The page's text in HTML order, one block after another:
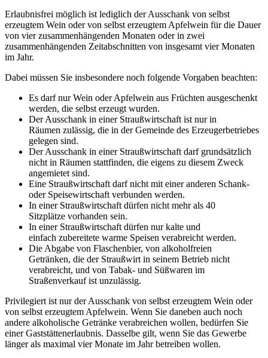
Erlaubnisfrei möglich ist lediglich der Ausschank von selbst
erzeugtem Wein oder von selbst erzeugtem Apfelwein für die Dauer
von vier zusammenhängenden Monaten oder in zwei
zusammenhängenden Zeitabschnitten von insgesamt vier Monaten
im Jahr.
Dabei müssen Sie insbesondere noch folgende Vorgaben beachten:
Es darf nur Wein oder Apfelwein aus Früchten ausgeschenkt
werden, die selbst erzeugt wurden.
Der Ausschank in einer Straußwirtschaft ist nur in
Räumen zulässig, die in der Gemeinde des Erzeugerbetriebes
gelegen sind.
Der Ausschank in einer Straußwirtschaft darf grundsätzlich
nicht in Räumen stattfinden, die eigens zu diesem Zweck
angemietet sind.
Eine Straußwirtschaft darf nicht mit einer anderen Schank-
oder Speisewirtschaft verbunden werden.
In einer Straußwirtschaft dürfen nicht mehr als 40
Sitzplätze vorhanden sein.
In einer Straußwirtschaft dürfen nur kalte und
einfach zubereitete warme Speisen verabreicht werden.
Die Abgabe von Flaschenbier, von alkoholfreien
Getränken, die der Straußwirt in seinem Betrieb nicht
verabreicht, und von Tabak- und Süßwaren im
Straßenverkauf ist unzulässig.
Privilegiert ist nur der Ausschank von selbst erzeugtem Wein oder
von selbst erzeugtem Apfelwein. Wenn Sie daneben auch noch
andere alkoholische Getränke verabreichen wollen, bedürfen Sie
einer Gaststättenerlaubnis. Dasselbe gilt, wenn Sie das Gewerbe
länger als maximal vier Monate im Jahr betreiben wollen.